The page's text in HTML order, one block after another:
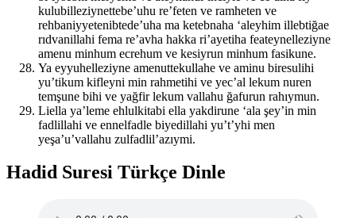
kulubilleziynettebe’uhu re’feten ve ramheten ve
rehbaniyyetenibtede’uha ma ketebnaha ‘aleyhim illebtiğae
rıdvanillahi fema re’avha hakka ri’ayetiha feateynelleziyne
amenu minhum ecrehum ve kesiyrun minhum fasikune.
Ya eyyuhelleziyne amenuttekullahe ve aminu biresulihi
yu’tikum kifleyni min rahmetihi ve yec’al lekum nuren
temşune bihi ve yağfir lekum vallahu ğafurun rahıymun.
Liella ya’leme ehlulkitabi ella yakdirune ‘ala şey’in min
fadlillahi ve ennelfadle biyedillahi yu’t’yhi men
yeşa’u’vallahu zulfadlil’azıymi.
Hadid Suresi Türkçe Dinle